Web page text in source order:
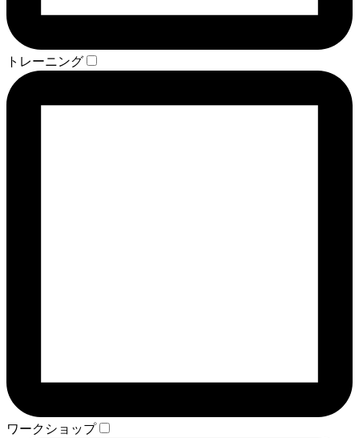
トレーニング
ワークショップ